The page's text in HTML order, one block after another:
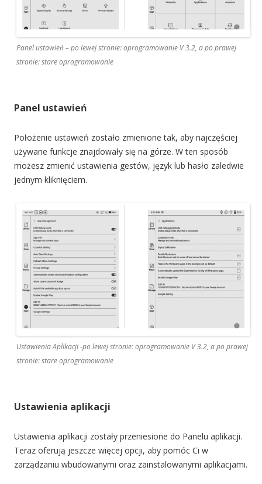
Panel ustawień – po lewej stronie: oprogramowanie V 3.2, a po prawej
stronie: stare oprogramowanie
Panel ustawień
Położenie ustawień zostało zmienione tak, aby najczęściej
używane funkcje znajdowały się na górze. W ten sposób
możesz zmienić ustawienia gestów, język lub hasło zaledwie
jednym kliknięciem.
Ustawienia Aplikacji -po lewej stronie: oprogramowanie V 3.2, a po prawej
stronie: stare oprogramowanie
Ustawienia aplikacji
Ustawienia aplikacji zostały przeniesione do Panelu aplikacji.
Teraz oferują jeszcze więcej opcji, aby pomóc Ci w
zarządzaniu wbudowanymi oraz zainstalowanymi aplikacjami.